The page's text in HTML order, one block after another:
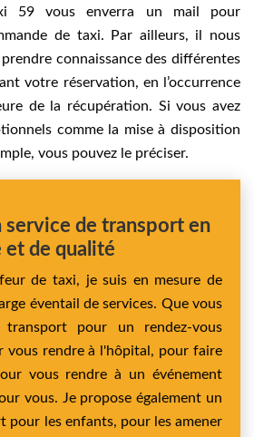
59 vous enverra un mail pour
de taxi. Par ailleurs, il nous
connaissance des différentes
votre réservation, en l’occurrence
de la récupération. Si vous avez
comme la mise à disposition
vous pouvez le préciser.
service de transport en
et de qualité
de taxi, je suis en mesure de
éventail de services. Que vous
pour un rendez-vous
vous rendre à l'hôpital, pour faire
vous rendre à un événement
vous. Je propose également un
pour les enfants, pour les amener